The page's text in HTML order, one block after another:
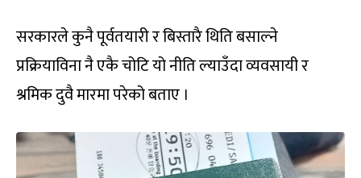
सरकारले कुनै पूर्वतयारी र बिस्तारै थिति बसाल्ने
प्रक्रियाविना नै एकै चोटि यो नीति ल्याउँदा व्यवसायी र
श्रमिक दुवै मारमा परेको बताए ।